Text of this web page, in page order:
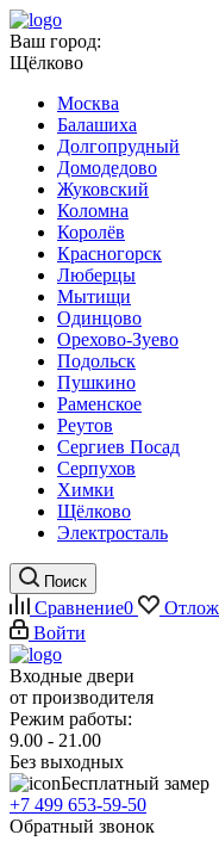
Ваш город:
Щёлково
Москва
Балашиха
Долгопрудный
Домодедово
Жуковский
Коломна
Королёв
Красногорск
Люберцы
Мытищи
Одинцово
Орехово-Зуево
Подольск
Пушкино
Раменское
Реутов
Сергиев Посад
Серпухов
Химки
Щёлково
Электросталь
Поиск
Сравнение0
Войти
Входные двери
от производителя
Режим работы:
9.00 - 21.00
Без выходных
Бесплатный замер
+7 499 653-59-50
Обратный звонок